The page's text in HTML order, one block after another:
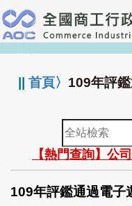
跳
到
主
要
:::
||首頁〉 109年評
全
站
檢
索
【熱門查詢】公
109年評鑑通過電子